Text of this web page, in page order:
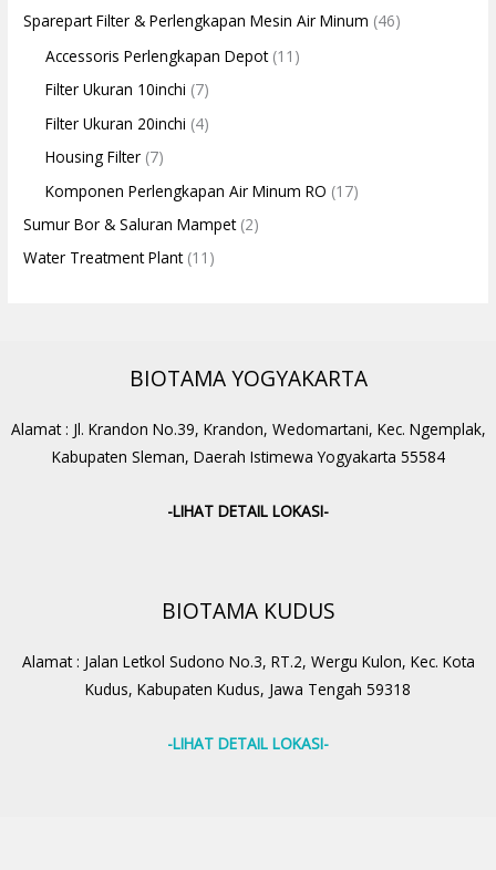
Sparepart Filter & Perlengkapan Mesin Air Minum (46)
Accessoris Perlengkapan Depot(11)
Filter Ukuran 10inchi (7)
Filter Ukuran 20inchi (4)
Housing Filter (7)
Komponen Perlengkapan Air Minum RO (17)
Sumur Bor & Saluran Mampet(2)
Water Treatment Plant(11)
BIOTAMA YOGYAKARTA
Alamat : Jl. Krandon No.39, Krandon, Wedomartani, Kec. Ngemplak,
Kabupaten Sleman, Daerah Istimewa Yogyakarta 55584
-LIHAT DETAIL LOKASI-
BIOTAMA KUDUS
Alamat : Jalan Letkol Sudono No.3, RT.2, Wergu Kulon, Kec. Kota
Kudus, Kabupaten Kudus, Jawa Tengah 59318
-LIHAT DETAIL LOKASI-